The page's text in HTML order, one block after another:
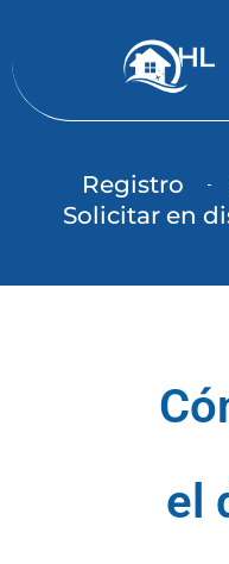
Registro
Solicitar en
el